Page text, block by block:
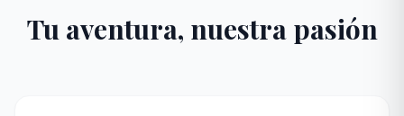
Tu aventura, nuestra pasión